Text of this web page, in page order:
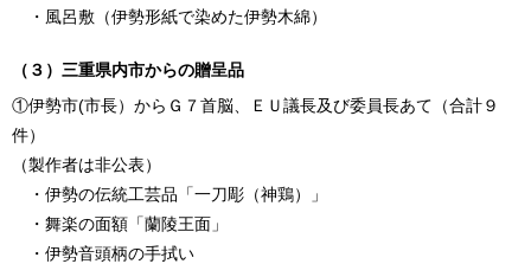
・風呂敷（伊勢形紙で染めた伊勢木綿）
（３）三重県内市からの贈呈品
①伊勢市(市長）からＧ７首脳、ＥＵ議長及び委員長あて（合計９
件）
（製作者は非公表）
・伊勢の伝統工芸品「一刀彫（神鶏）」
・舞楽の面額「蘭陵王面」
・伊勢音頭柄の手拭い